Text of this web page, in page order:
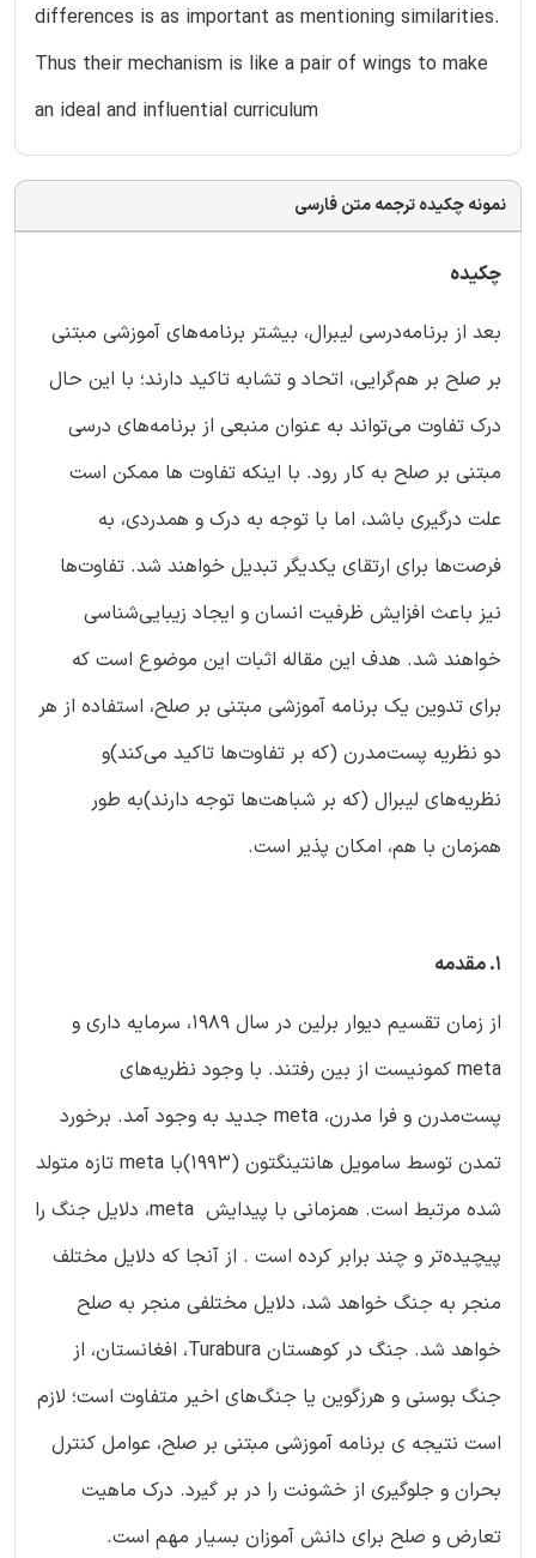
differences is as important as mentioning similarities.
Thus their mechanism is like a pair of wings to make
an ideal and influential curriculum
نمونه چکیده ترجمه متن فارسی
چکیده
بعد از برنامه‌درسی لیبرال، بیشتر برنامه‌های آموزشی مبتنی
بر صلح بر هم‌گرایی، اتحاد و تشابه تاکید دارند؛ با این حال
درک تفاوت می‌تواند به عنوان منبعی از برنامه‌های درسی
مبتنی بر صلح به کار رود. با اینکه تفاوت ها ممکن است
علت درگیری باشد، اما با توجه به درک و همدردی، به
فرصت‌ها برای ارتقای یکدیگر تبدیل خواهند شد. تفاوت‌ها
نیز باعث افزایش ظرفیت انسان و ایجاد زیبایی‌شناسی
خواهند شد. هدف این مقاله اثبات این موضوع است که
برای تدوین یک برنامه آموزشی مبتنی بر صلح، استفاده از هر
دو نظریه پست‌مدرن (که بر تفاوت‌ها تاکید می‌کند)و
نظریه‌های لیبرال (که بر شباهت‌ها توجه دارند)به طور
همزمان با هم، امکان پذیر است.
۱. مقدمه
از زمان تقسیم دیوار برلین در سال ۱۹۸۹، سرمایه داری و
meta کمونیست از بین رفتند. با وجود نظریه‌های
پست‌مدرن و فرا مدرن، meta جدید به وجود آمد. برخورد
تمدن توسط سامویل هانتینگتون (۱۹۹۳)با meta تازه متولد
شده مرتبط است. همزمانی با پیدایش meta، دلایل جنگ را
پیچیده‌تر و چند برابر کرده است . از آنجا که دلایل مختلف
منجر به جنگ خواهد شد، دلایل مختلفی منجر به صلح
خواهد شد. جنگ در کوهستان Turabura، افغانستان، از
جنگ بوسنی و هرزگوین یا جنگ‌های اخیر متفاوت است؛ لازم
است نتیجه‌ ی برنامه آموزشی مبتنی بر صلح، عوامل کنترل
بحران و جلوگیری از خشونت را در بر گیرد. درک ماهیت
تعارض و صلح برای دانش آموزان بسیار مهم است.